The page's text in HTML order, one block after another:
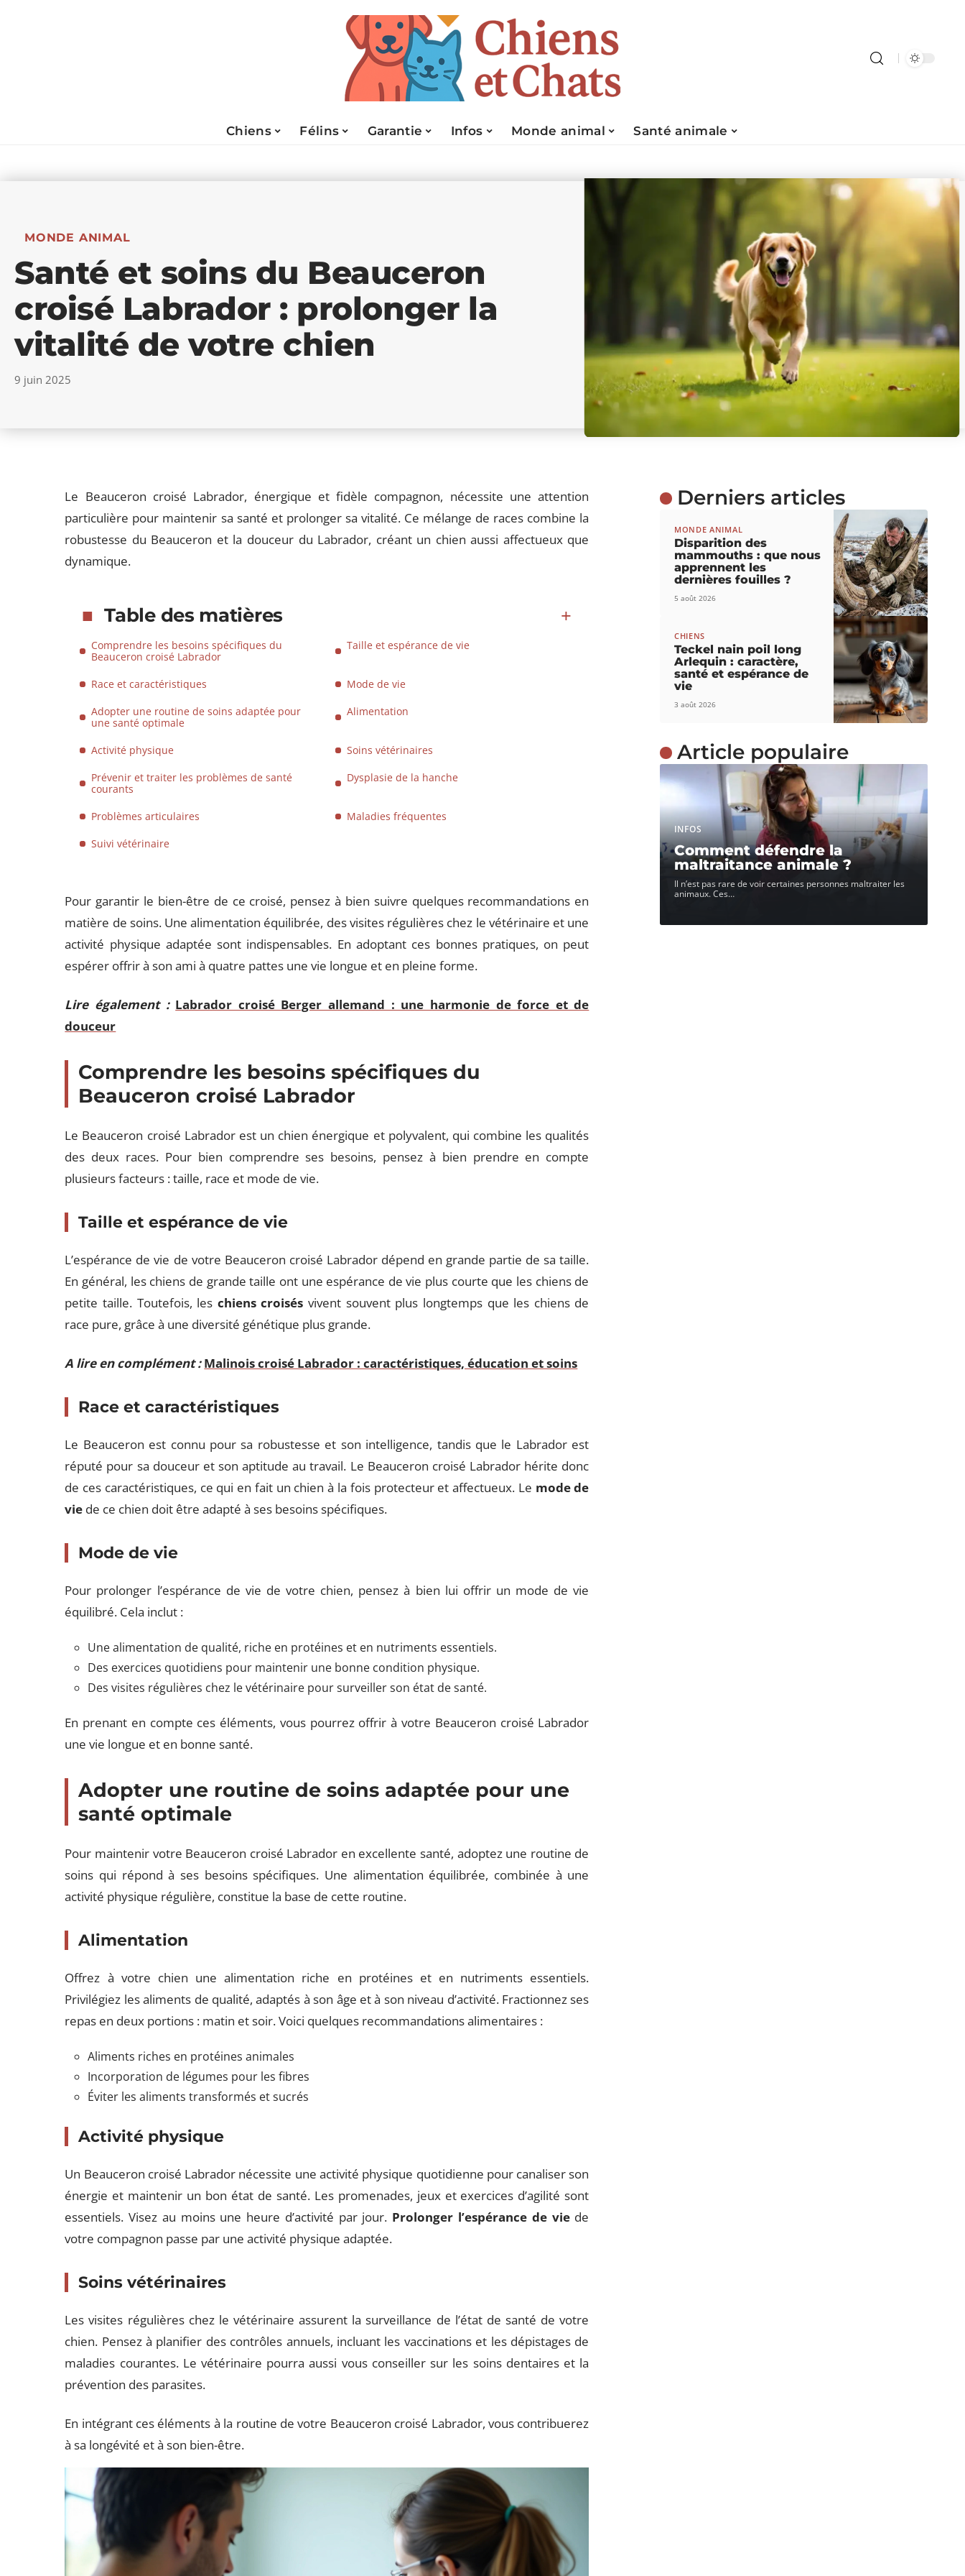
Chiens Félins Garantie Infos Monde animal Santé animale
MONDE ANIMAL
Santé et soins du Beauceron
croisé Labrador : prolonger la
vitalité de votre chien
9 juin 2025
Le Beauceron croisé Labrador, énergique et fidèle compagnon, nécessite une attention
particulière pour maintenir sa santé et prolonger sa vitalité. Ce mélange de races combine la
robustesse du Beauceron et la douceur du Labrador, créant un chien aussi affectueux que
dynamique.
Table des matières
Comprendre les besoins spécifiques du
Beauceron croisé Labrador
Taille et espérance de vie
Race et caractéristiques
Mode de vie
Adopter une routine de soins adaptée pour
une santé optimale
Alimentation
Activité physique
Soins vétérinaires
Prévenir et traiter les problèmes de santé
courants
Dysplasie de la hanche
Problèmes articulaires
Maladies fréquentes
Suivi vétérinaire
Pour garantir le bien-être de ce croisé, pensez à bien suivre quelques recommandations en
matière de soins. Une alimentation équilibrée, des visites régulières chez le vétérinaire et une
activité physique adaptée sont indispensables. En adoptant ces bonnes pratiques, on peut
espérer offrir à son ami à quatre pattes une vie longue et en pleine forme.
Lire également : Labrador croisé Berger allemand : une harmonie de force et de
douceur
Comprendre les besoins spécifiques du
Beauceron croisé Labrador
Le Beauceron croisé Labrador est un chien énergique et polyvalent, qui combine les qualités
des deux races. Pour bien comprendre ses besoins, pensez à bien prendre en compte
plusieurs facteurs : taille, race et mode de vie.
Taille et espérance de vie
L’espérance de vie de votre Beauceron croisé Labrador dépend en grande partie de sa taille.
En général, les chiens de grande taille ont une espérance de vie plus courte que les chiens de
petite taille. Toutefois, les chiens croisés vivent souvent plus longtemps que les chiens de
race pure, grâce à une diversité génétique plus grande.
A lire en complément : Malinois croisé Labrador : caractéristiques, éducation et soins
Race et caractéristiques
Le Beauceron est connu pour sa robustesse et son intelligence, tandis que le Labrador est
réputé pour sa douceur et son aptitude au travail. Le Beauceron croisé Labrador hérite donc
de ces caractéristiques, ce qui en fait un chien à la fois protecteur et affectueux. Le mode de
vie de ce chien doit être adapté à ses besoins spécifiques.
Mode de vie
Pour prolonger l’espérance de vie de votre chien, pensez à bien lui offrir un mode de vie
équilibré. Cela inclut :
Une alimentation de qualité, riche en protéines et en nutriments essentiels.
Des exercices quotidiens pour maintenir une bonne condition physique.
Des visites régulières chez le vétérinaire pour surveiller son état de santé.
En prenant en compte ces éléments, vous pourrez offrir à votre Beauceron croisé Labrador
une vie longue et en bonne santé.
Adopter une routine de soins adaptée pour une
santé optimale
Pour maintenir votre Beauceron croisé Labrador en excellente santé, adoptez une routine de
soins qui répond à ses besoins spécifiques. Une alimentation équilibrée, combinée à une
activité physique régulière, constitue la base de cette routine.
Alimentation
Offrez à votre chien une alimentation riche en protéines et en nutriments essentiels.
Privilégiez les aliments de qualité, adaptés à son âge et à son niveau d’activité. Fractionnez ses
repas en deux portions : matin et soir. Voici quelques recommandations alimentaires :
Aliments riches en protéines animales
Incorporation de légumes pour les fibres
Éviter les aliments transformés et sucrés
Activité physique
Un Beauceron croisé Labrador nécessite une activité physique quotidienne pour canaliser son
énergie et maintenir un bon état de santé. Les promenades, jeux et exercices d’agilité sont
essentiels. Visez au moins une heure d’activité par jour. Prolonger l’espérance de viede
votre compagnon passe par une activité physique adaptée.
Soins vétérinaires
Les visites régulières chez le vétérinaire assurent la surveillance de l’état de santé de votre
chien. Pensez à planifier des contrôles annuels, incluant les vaccinations et les dépistages de
maladies courantes. Le vétérinaire pourra aussi vous conseiller sur les soins dentaires et la
prévention des parasites.
En intégrant ces éléments à la routine de votre Beauceron croisé Labrador, vous contribuerez
à sa longévité et à son bien-être.
Derniers articles
MONDE ANIMAL
Disparition des
mammouths : que nous
apprennent les
dernières fouilles ?
5 août 2026
CHIENS
Teckel nain poil long
Arlequin : caractère,
santé et espérance de
vie
3 août 2026
Article populaire
INFOS
Comment défendre la
maltraitance animale ?
Il n’est pas rare de voir certaines personnes maltraiter les
animaux. Ces…